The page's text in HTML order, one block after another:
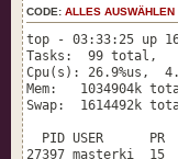
CODE: ALLES AUSWÄHLEN
top - 03:33:25 up
Tasks: 99 total,
Cpu(s): 26.9%us,
Mem: 1034904k
Swap: 1614492k
PID USER PR
27397 masterki